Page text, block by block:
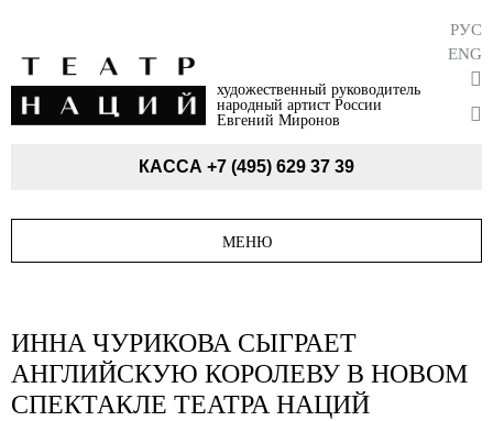
художественный руководитель
народный артист России
Евгений Миронов
РУС
ENG
КАССА +7 (495) 629 37 39
МЕНЮ
ИННА ЧУРИКОВА СЫГРАЕТ
АНГЛИЙСКУЮ КОРОЛЕВУ В НОВОМ
СПЕКТАКЛЕ ТЕАТРА НАЦИЙ